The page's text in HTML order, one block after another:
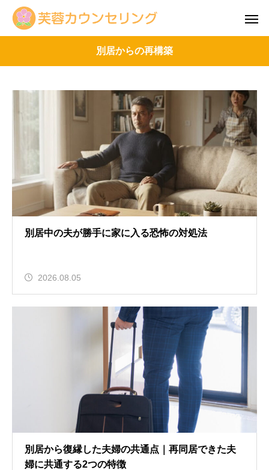
別居からの再構築
別居中の夫が勝手に家に入る恐怖の対処法
2026.08.05
別居から復縁した夫婦の共通点｜再同居できた夫
婦に共通する2つの特徴